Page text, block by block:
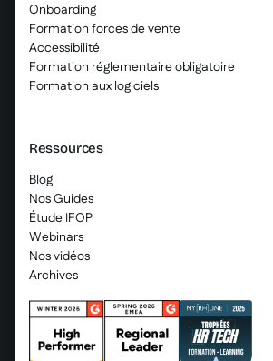
Onboarding
Formation forces de vente
Accessibilité
Formation réglementaire obligatoire
Formation aux logiciels
Ressources
Blog
Nos Guides
Étude IFOP
Webinars
Nos vidéos
Archives